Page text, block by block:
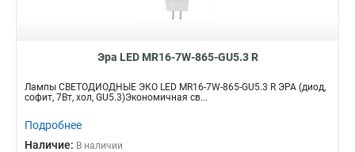
Эра LED MR16-7W-865-GU5.3 R
Лампы СВЕТОДИОДНЫЕ ЭКО LED MR16-7W-865-GU5.3 R ЭРА (диод,
софит, 7Вт, хол, GU5.3)Экономичная св...
Подробнее
Наличие: В наличии